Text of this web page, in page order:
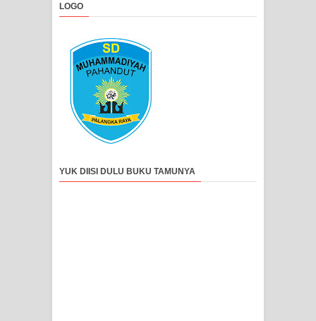
LOGO
YUK DIISI DULU BUKU TAMUNYA